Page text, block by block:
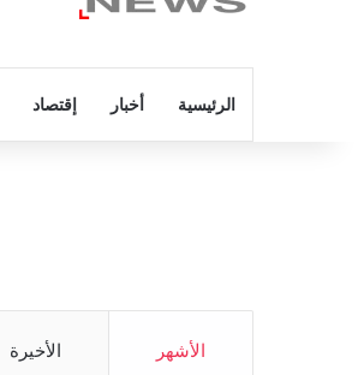
الرئيسية أخبار إقتصاد
الأشهر الأخيرة